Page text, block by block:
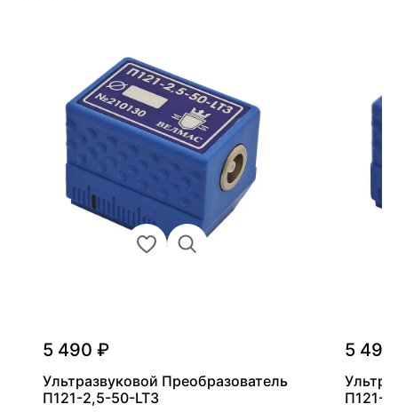
5 490 ₽
Ультразвуковой Преобразователь
П121-2,5-50-LT3
5
П121-